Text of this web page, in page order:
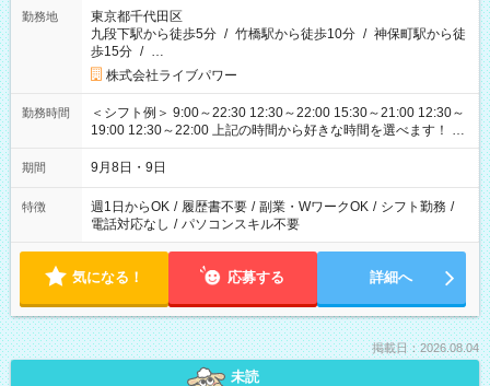
勤務地
東京都千代田区
九段下駅から徒歩5分 / 竹橋駅から徒歩10分 / 神保町駅から徒
歩15分 / …
株式会社ライブパワー
勤務時間
＜シフト例＞ 9:00～22:30 12:30～22:00 15:30～21:00 12:30～
19:00 12:30～22:00 上記の時間から好きな時間を選べます！ ※
時間は変更となる可能性があります
期間 9月8日・9日
特徴 週1日からOK / 履歴書不要 / 副業・WワークOK / シフト勤務 /
電話対応なし / パソコンスキル不要
気になる！ 応募する 詳細へ
掲載日：2026.08.04
未読